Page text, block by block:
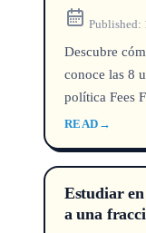
Published:
Descubre
conoce las 8
política Fees
visa de
datos
READ →
Estudiar
a una